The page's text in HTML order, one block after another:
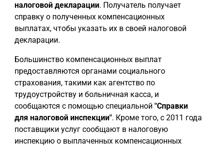
налоговой декларации. Получатель получает
справку о полученных компенсационных
выплатах, чтобы указать их в своей налоговой
декларации.
Большинство компенсационных выплат
предоставляются органами социального
страхования, такими как агентство по
трудоустройству и больничная касса, и
сообщаются с помощью специальной "Справки
для налоговой инспекции". Кроме того, с 2011 года
поставщики услуг сообщают в налоговую
инспекцию о выплаченных компенсационных